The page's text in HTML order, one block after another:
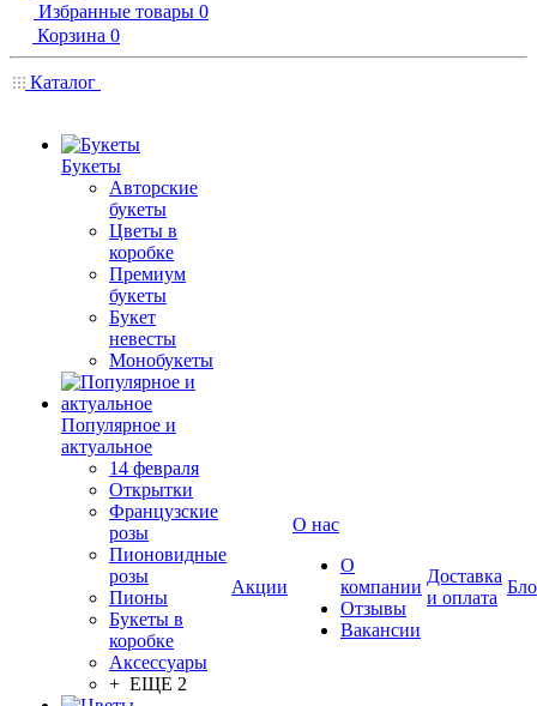
Избранные товары 0
Корзина 0
Каталог
Букеты
Авторские
букеты
Цветы в
коробке
Премиум
букеты
Букет
невесты
Монобукеты
Популярное и
актуальное
14 февраля
Открытки
Французские
розы
Пионовидные
розы
Пионы
Букеты в
коробке
Аксессуары
+ ЕЩЕ 2
Акции
О нас
О
компании
Отзывы
Вакансии
Доставка
и оплата